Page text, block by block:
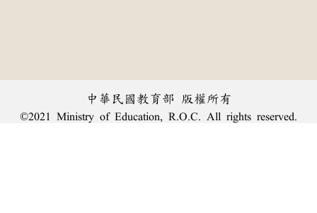
中華民國教育部 版權所有
©2021 Ministry of Education, R.O.C. All rights reserved.